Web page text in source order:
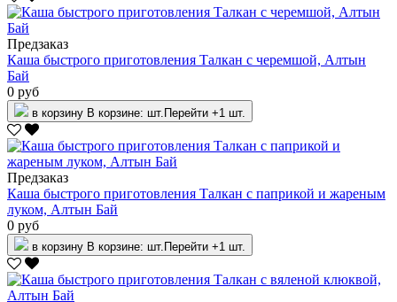
Предзаказ
Каша быстрого приготовления Талкан с черемшой, Алтын
Бай
0 руб
в корзину В корзине: шт. Перейти +1 шт.
Предзаказ
Каша быстрого приготовления Талкан с паприкой и жареным
луком, Алтын Бай
0 руб
в корзину В корзине: шт. Перейти +1 шт.